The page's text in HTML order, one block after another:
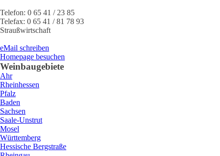
Telefon: 0 65 41 / 23 85
Telefax: 0 65 41 / 81 78 93
Straußwirtschaft
eMail schreiben
Homepage besuchen
Weinbaugebiete
Ahr
Rheinhessen
Pfalz
Baden
Sachsen
Saale-Unstrut
Mosel
Württemberg
Hessische Bergstraße